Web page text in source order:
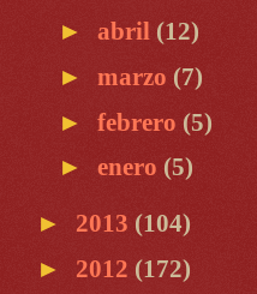
► abril (12)
► marzo (7)
► febrero (5)
► enero (5)
► 2013 (104)
► 2012 (172)